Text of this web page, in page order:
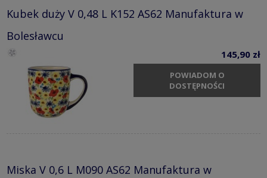
Kubek duży V 0,48 L K152 AS62 Manufaktura w
Bolesławcu
145,90 zł
POWIADOM O
DOSTĘPNOŚCI
Miska V 0,6 L M090 AS62 Manufaktura w